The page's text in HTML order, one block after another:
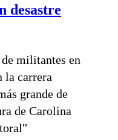
desastre
militantes en
la carrera
grande de
de Carolina